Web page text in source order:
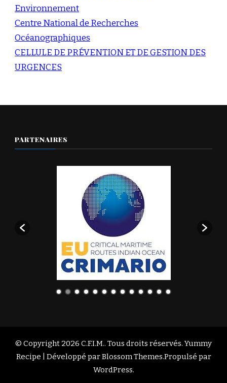
Environnement
Centre National de Recherches
Océanographiques
CELLULE DE PRÉVENTION ET DE GESTION DES
URGENCES
PARTENAIRES
© Copyright 2026 C.F.I.M.. Tous droits réservés. Yummy
Recipe | Développé parBlossom Themes.Propulsé par
WordPress.